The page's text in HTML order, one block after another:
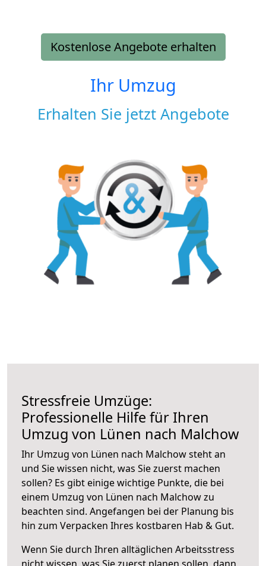
Kostenlose Angebote erhalten
Ihr Umzug
Erhalten Sie jetzt Angebote
Stressfreie Umzüge:
Professionelle Hilfe für Ihren
Umzug von Lünen nach Malchow
Ihr Umzug von Lünen nach Malchow steht an
und Sie wissen nicht, was Sie zuerst machen
sollen? Es gibt einige wichtige Punkte, die bei
einem Umzug von Lünen nach Malchow zu
beachten sind. Angefangen bei der Planung bis
hin zum Verpacken Ihres kostbaren Hab & Gut.
Wenn Sie durch Ihren alltäglichen Arbeitsstress